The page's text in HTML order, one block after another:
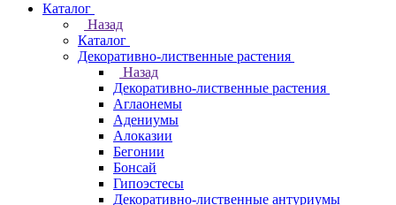
Каталог
Назад
Каталог
Декоративно-лиственные растения
Назад
Декоративно-лиственные растения
Аглаонемы
Адениумы
Алоказии
Бегонии
Бонсай
Гипоэстесы
Декоративно-лиственные антуриумы